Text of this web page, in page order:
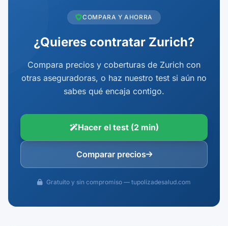
COMPARA Y AHORRA
¿Quieres contratar Zurich?
Compara precios y coberturas de Zurich con
otras aseguradoras, o haz nuestro test si aún no
sabes qué encaja contigo.
Hacer el test (2 min)
Comparar precios
Gratuito y sin compromiso — tupolizadesalud.com